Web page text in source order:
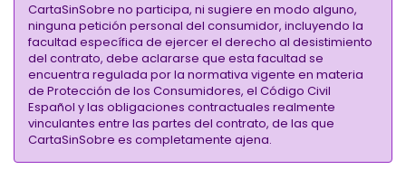
CartaSinSobre no participa, ni sugiere en modo alguno,
ninguna petición personal del consumidor, incluyendo la
facultad específica de ejercer el derecho al desistimiento
del contrato, debe aclararse que esta facultad se
encuentra regulada por la normativa vigente en materia
de Protección de los Consumidores, el Código Civil
Español y las obligaciones contractuales realmente
vinculantes entre las partes del contrato, de las que
CartaSinSobre es completamente ajena.